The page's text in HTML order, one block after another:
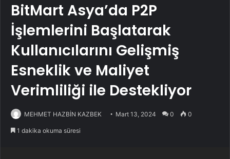
BitMart Asya’da P2P
İşlemlerini Başlatarak
Kullanıcılarını Gelişmiş
Esneklik ve Maliyet
Verimliliği ile Destekliyor
MEHMET HAZBİN KAZBEK Mart 13, 2024 0 0
1 dakika okuma süresi